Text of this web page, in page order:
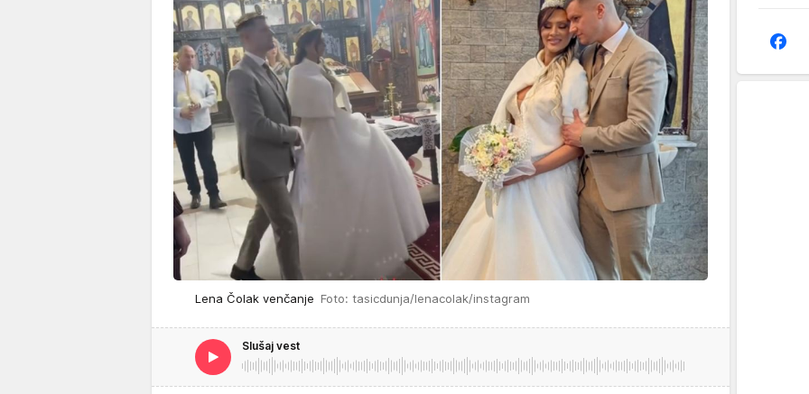
Lena Čolak venčanje Foto: tasicdunja/lenacolak/instagram
Slušaj vest